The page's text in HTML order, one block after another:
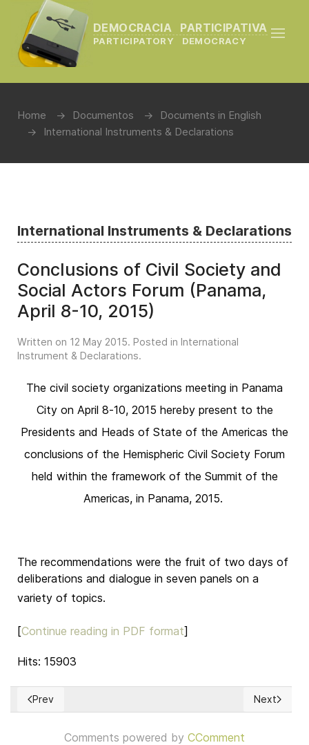
DEMOCRACIA PARTICIPATIVA
PARTICIPATORY DEMOCRACY
Home Documentos
Documents in English
International Instruments & Declarations
International Instruments & Declarations
Conclusions of Civil Society and
Social Actors Forum (Panama,
April 8-10, 2015)
Written on 12 May 2015. Posted in International
Instrument & Declarations.
The civil society organizations meeting in Panama
City on April 8-10, 2015 hereby present to the
Presidents and Heads of State of the Americas the
conclusions of the Hemispheric Civil Society Forum
held within the framework of the Summit of the
Americas, in Panama, 2015.
The recommendations were the fruit of two days of
deliberations and dialogue in seven panels on a
variety of topics.
[Continue reading in PDF format]
Hits: 15903
Previous article: What is the Schengen Area?
Prev Next
Next
Comments powered by CComment